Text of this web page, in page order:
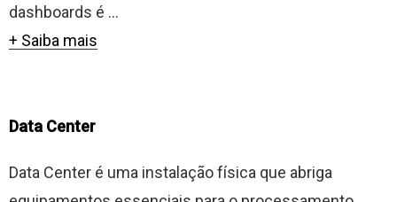
dashboards é ...
+ Saiba mais
Data Center
Data Center é uma instalação física que abriga